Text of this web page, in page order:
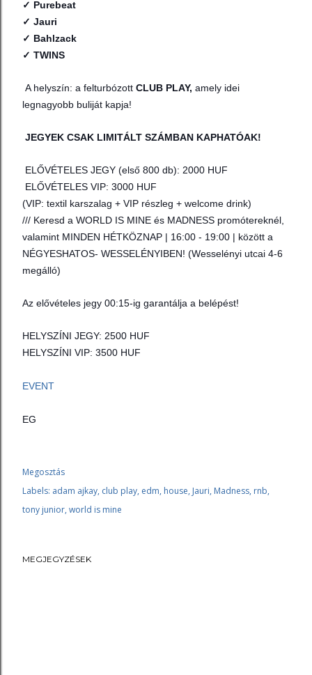
✓ Purebeat
✓ Jauri
✓ Bahlzack
✓ TWINS
A helyszín: a felturbózott CLUB PLAY, amely idei
legnagyobb buliját kapja!
JEGYEK CSAK LIMITÁLT SZÁMBAN KAPHATÓAK!
ELŐVÉTELES JEGY (első 800 db): 2000 HUF
ELŐVÉTELES VIP: 3000 HUF
(VIP: textil karszalag + VIP részleg + welcome drink)
/// Keresd a WORLD IS MINE és MADNESS promótereknél,
valamint MINDEN HÉTKÖZNAP | 16:00 - 19:00 | között a
NÉGYESHATOS- WESSELÉNYIBEN! (Wesselényi utcai 4-6
megálló)
Az elővételes jegy 00:15-ig garantálja a belépést!
HELYSZÍNI JEGY: 2500 HUF
HELYSZÍNI VIP: 3500 HUF
EVENT
EG
Megosztás
Labels: adam ajkay club play edm house Jauri Madness rnb
tony junior world is mine
MEGJEGYZÉSEK